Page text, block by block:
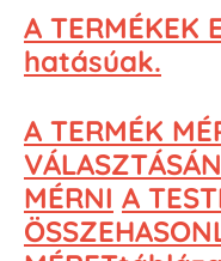
A TERMÉKEK
hatásúak.
A TERMÉK
MÉRNI A